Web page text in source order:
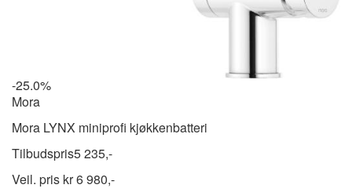
-25.0%
Mora
Mora LYNX miniprofi kjøkkenbatteri
Tilbudspris5 235,-
Veil. pris kr6 980,-